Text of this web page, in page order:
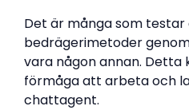
Det är många som testar
bedrägerimetoder
vara någon annan.
förmåga att arbeta och
chattagent.